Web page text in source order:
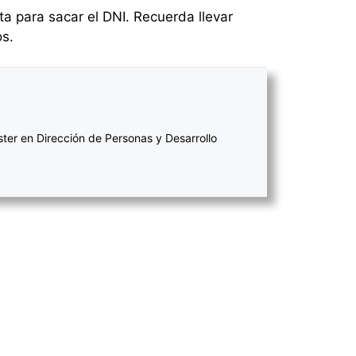
para sacar el DNI. Recuerda llevar
en Dirección de Personas y Desarrollo